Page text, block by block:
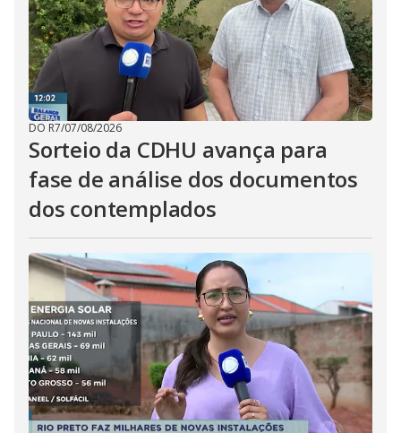
DO R7/07/08/2026
Sorteio da CDHU avança para
fase de análise dos documentos
dos contemplados